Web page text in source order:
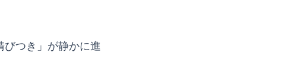
つき」が静かに進